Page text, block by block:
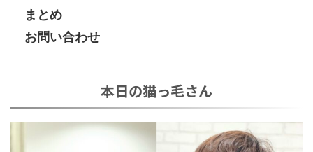
まとめ
お問い合わせ
本日の猫っ毛さん